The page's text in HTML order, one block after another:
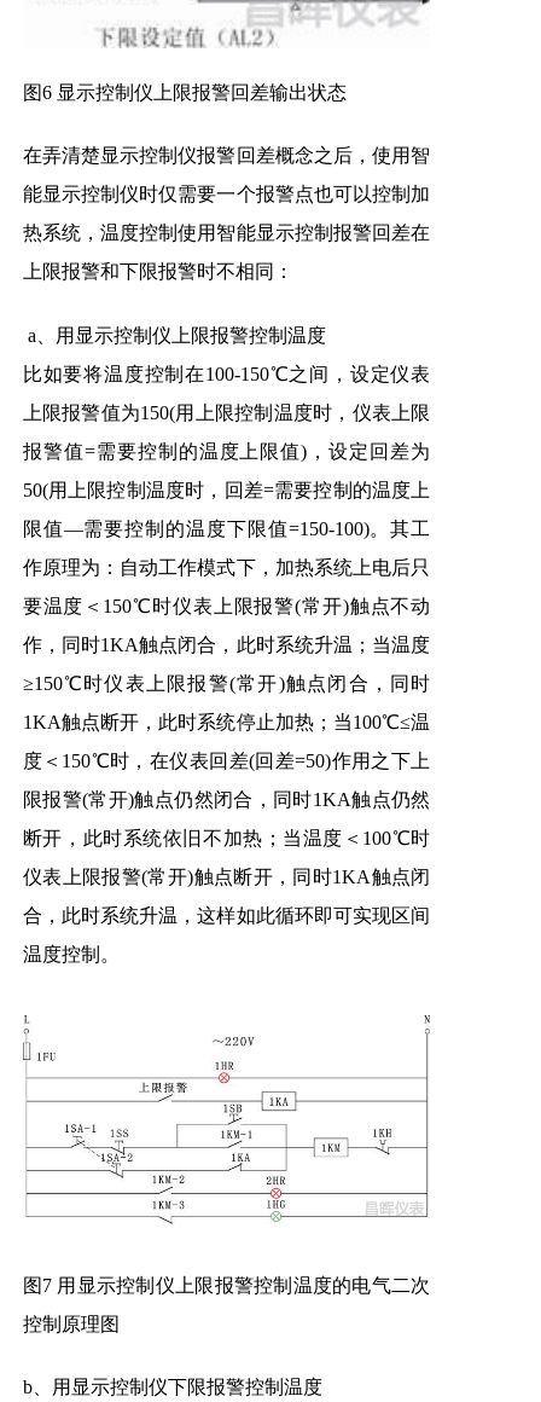
图6 显示控制仪上限报警回差输出状态
在弄清楚显示控制仪报警回差概念之后，使用智
能显示控制仪时仅需要一个报警点也可以控制加
热系统，温度控制使用智能显示控制报警回差在
上限报警和下限报警时不相同：
a、用显示控制仪上限报警控制温度
比如要将温度控制在100-150℃之间，设定仪表
上限报警值为150(用上限控制温度时，仪表上限
报警值=需要控制的温度上限值)，设定回差为
50(用上限控制温度时，回差=需要控制的温度上
限值—需要控制的温度下限值=150-100)。其工
作原理为：自动工作模式下，加热系统上电后只
要温度＜150℃时仪表上限报警(常开)触点不动
作，同时1KA触点闭合，此时系统升温；当温度
≥150℃时仪表上限报警(常开)触点闭合，同时
1KA触点断开，此时系统停止加热；当100℃≤温
度＜150℃时，在仪表回差(回差=50)作用之下上
限报警(常开)触点仍然闭合，同时1KA触点仍然
断开，此时系统依旧不加热；当温度＜100℃时
仪表上限报警(常开)触点断开，同时1KA触点闭
合，此时系统升温，这样如此循环即可实现区间
温度控制。
图7 用显示控制仪上限报警控制温度的电气二次
控制原理图
b、用显示控制仪下限报警控制温度